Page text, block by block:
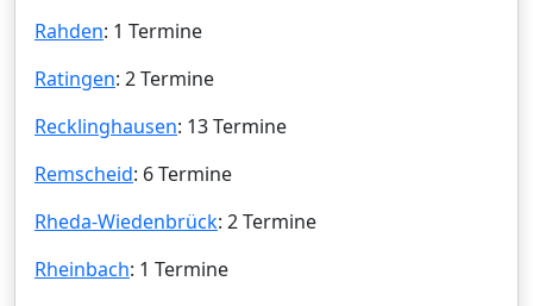
Rahden: 1 Termine
Ratingen: 2 Termine
Recklinghausen: 13 Termine
Remscheid: 6 Termine
Rheda-Wiedenbrück: 2 Termine
Rheinbach: 1 Termine